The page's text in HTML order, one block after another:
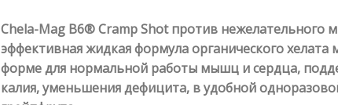
Chela-Mag B6® Cramp Shot против нежелательного
эффективная жидкая формула органического
форме для нормальной работы мышц и сердца,
калия, уменьшения дефицита, в удобной